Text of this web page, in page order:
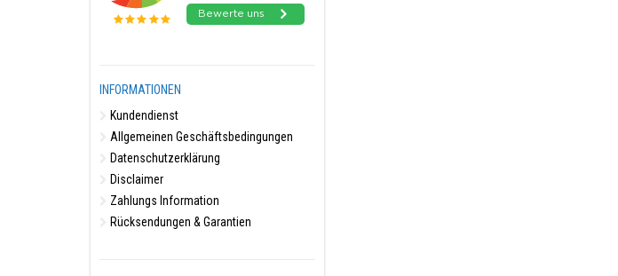
INFORMATIONEN
Kundendienst
Allgemeinen Geschäftsbedingungen
Datenschutzerklärung
Disclaimer
Zahlungs Information
Rücksendungen & Garantien